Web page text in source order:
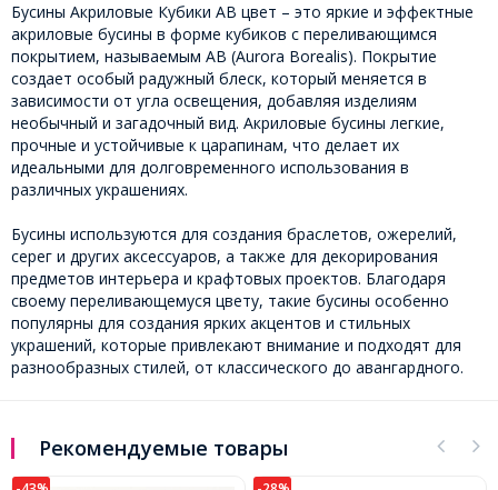
Бусины Акриловые Кубики АВ цвет – это яркие и эффектные
акриловые бусины в форме кубиков с переливающимся
покрытием, называемым АВ (Aurora Borealis). Покрытие
создает особый радужный блеск, который меняется в
зависимости от угла освещения, добавляя изделиям
необычный и загадочный вид. Акриловые бусины легкие,
прочные и устойчивые к царапинам, что делает их
идеальными для долговременного использования в
различных украшениях.
Бусины используются для создания браслетов, ожерелий,
серег и других аксессуаров, а также для декорирования
предметов интерьера и крафтовых проектов. Благодаря
своему переливающемуся цвету, такие бусины особенно
популярны для создания ярких акцентов и стильных
украшений, которые привлекают внимание и подходят для
разнообразных стилей, от классического до авангардного.
Рекомендуемые товары